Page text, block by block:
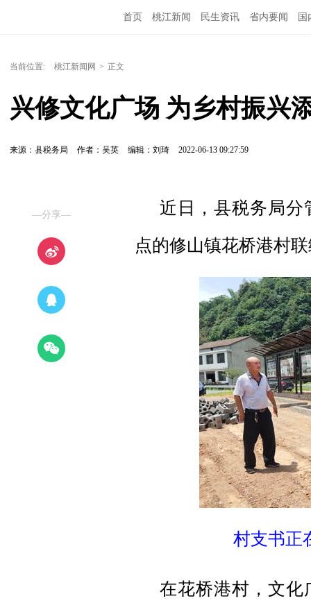
首页 桃江新闻 民生资讯 省内要闻 国
当前位置: 桃江新闻网 > 正文
兴修文化广场 为乡村振兴
来源：县税务局 作者：吴英 编辑：刘琦 2022-06-13 09:27:59
—分享—
近日，县税务局分
点的修山镇花桥港村
村支书正
在花桥港村，文化